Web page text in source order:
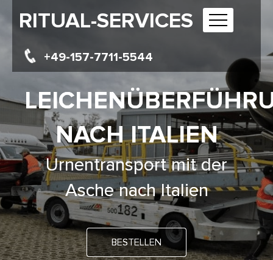
RITUAL-SERVICES
+49-157-7711-5544
NACH ITALIEN
Urnentransport mit der
Asche nach Italien
BESTELLEN